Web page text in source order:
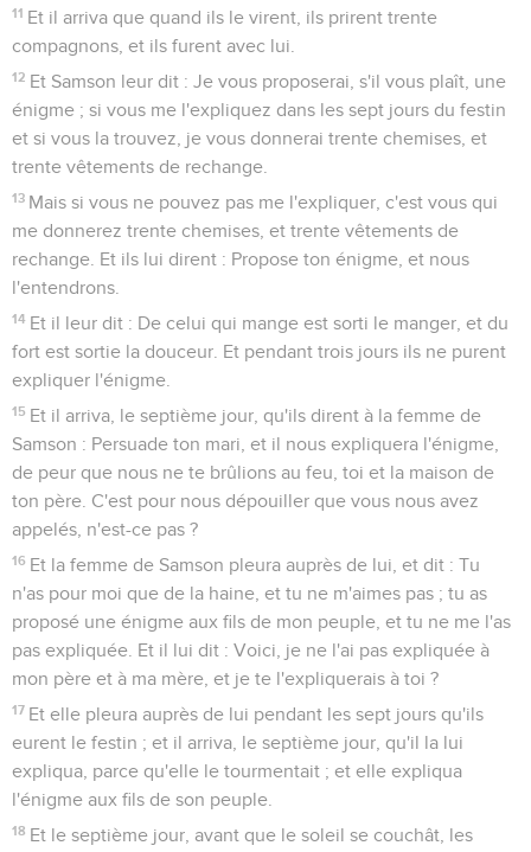
11 Et il arriva que quand ils le virent, ils prirent trente
compagnons, et ils furent avec lui.
12 Et Samson leur dit : Je vous proposerai, s'il vous plaît, une
énigme ; si vous me l'expliquez dans les sept jours du festin
et si vous la trouvez, je vous donnerai trente chemises, et
trente vêtements de rechange.
13 Mais si vous ne pouvez pas me l'expliquer, c'est vous qui
me donnerez trente chemises, et trente vêtements de
rechange. Et ils lui dirent : Propose ton énigme, et nous
l'entendrons.
14 Et il leur dit : De celui qui mange est sorti le manger, et du
fort est sortie la douceur. Et pendant trois jours ils ne purent
expliquer l'énigme.
15 Et il arriva, le septième jour, qu'ils dirent à la femme de
Samson : Persuade ton mari, et il nous expliquera l'énigme,
de peur que nous ne te brûlions au feu, toi et la maison de
ton père. C'est pour nous dépouiller que vous nous avez
appelés, n'est-ce pas ?
16 Et la femme de Samson pleura auprès de lui, et dit : Tu
n'as pour moi que de la haine, et tu ne m'aimes pas ; tu as
proposé une énigme aux fils de mon peuple, et tu ne me l'as
pas expliquée. Et il lui dit : Voici, je ne l'ai pas expliquée à
mon père et à ma mère, et je te l'expliquerais à toi ?
17 Et elle pleura auprès de lui pendant les sept jours qu'ils
eurent le festin ; et il arriva, le septième jour, qu'il la lui
expliqua, parce qu'elle le tourmentait ; et elle expliqua
l'énigme aux fils de son peuple.
18 Et le septième jour, avant que le soleil se couchât, les